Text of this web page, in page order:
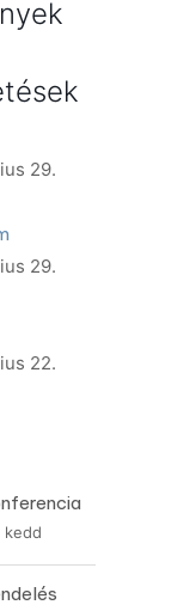
29.
29.
22.
kedd